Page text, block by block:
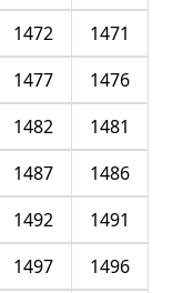
1471
1472
1476
1477
1481
1482
1486
1487
1491
1492
1496
1497